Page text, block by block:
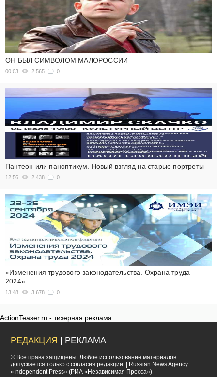
ОН БЫЛ СИМВОЛОМ МАЛОРОССИИ
00:03 2 565 0
Пантеон или паноптикум. Новый взгляд на старые портреты
12:56 2 438 0
«Изменения трудового законодательства. Охрана труда
2024»
13:48 3 678 0
ActionTeaser.ru - тизерная реклама
РЕДАКЦИЯ | РЕКЛАМА
© Все права защищены. Любое использование материалов
допускается только с согласия редакции. | Russian News Agency
«Independent Press» (РИА «Независимая Пресса»)